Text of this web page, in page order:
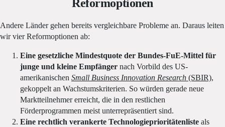
Andere Länder gehen bereits vergleichbare Probleme an. Daraus leiten
wir vier Reformoptionen ab:
Eine gesetzliche Mindestquote der Bundes-FuE-Mittel für
junge und kleine Empfänger nach Vorbild des US-
amerikanischen Small Business Innovation Research (SBIR),
gekoppelt an Wachstumskriterien. So würden gerade neue
Marktteilnehmer erreicht, die in den restlichen
Förderprogrammen meist unterrepräsentiert sind.
Eine rechtlich verankerte Technologieprioritätenliste als